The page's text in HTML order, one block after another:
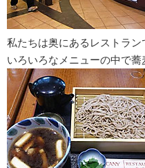
私たちは奥にあるレストラン
いろいろなメニューの中で蕎